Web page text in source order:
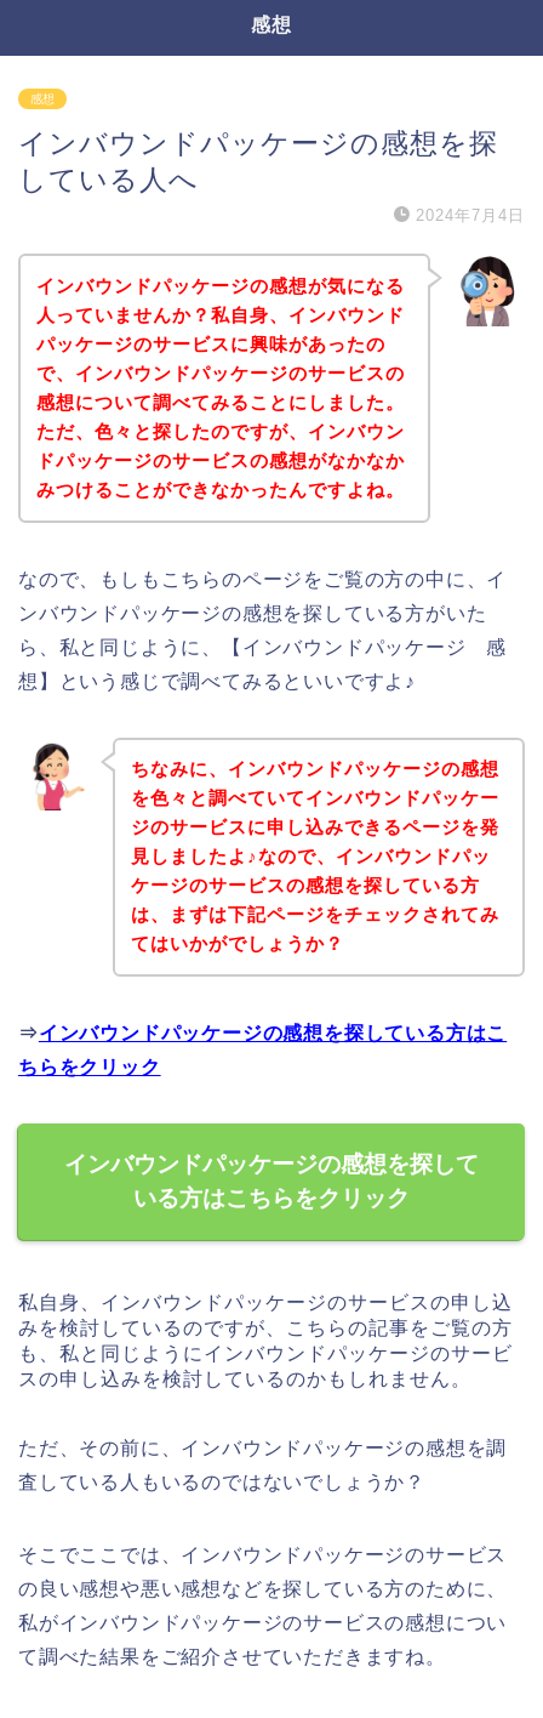
感想
感想
インバウンドパッケージの感想を探
している人へ
2024年7月4日
インバウンドパッケージの感想が気になる
人っていませんか？私自身、インバウンド
パッケージのサービスに興味があったの
で、インバウンドパッケージのサービスの
感想について調べてみることにしました。
ただ、色々と探したのですが、インバウン
ドパッケージのサービスの感想がなかなか
みつけることができなかったんですよね。
なので、もしもこちらのページをご覧の方の中に、イ
ンバウンドパッケージの感想を探している方がいた
ら、私と同じように、【インバウンドパッケージ 感
想】という感じで調べてみるといいですよ♪
ちなみに、インバウンドパッケージの感想
を色々と調べていてインバウンドパッケー
ジのサービスに申し込みできるページを発
見しましたよ♪なので、インバウンドパッ
ケージのサービスの感想を探している方
は、まずは下記ページをチェックされてみ
てはいかがでしょうか？
⇒インバウンドパッケージの感想を探している方はこ
ちらをクリック
インバウンドパッケージの感想を探して
いる方はこちらをクリック
私自身、インバウンドパッケージのサービスの申し込
みを検討しているのですが、こちらの記事をご覧の方
も、私と同じようにインバウンドパッケージのサービ
スの申し込みを検討しているのかもしれません。
ただ、その前に、インバウンドパッケージの感想を調
査している人もいるのではないでしょうか？
そこでここでは、インバウンドパッケージのサービス
の良い感想や悪い感想などを探している方のために、
私がインバウンドパッケージのサービスの感想につい
て調べた結果をご紹介させていただきますね。